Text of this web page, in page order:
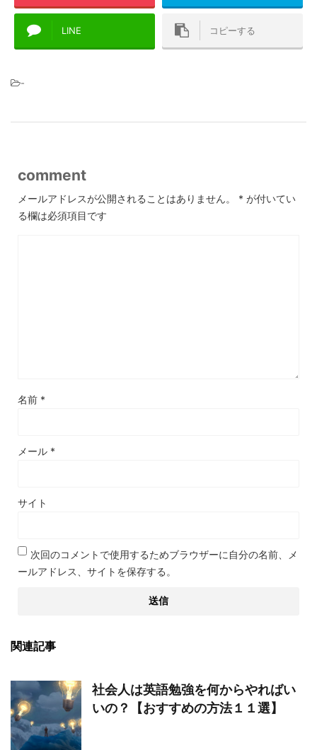
LINE コピーする
-
comment
メールアドレスが公開されることはありません。 * が付いてい
る欄は必須項目です
名前 *
メール *
サイト
次回のコメントで使用するためブラウザーに自分の名前、メ
ールアドレス、サイトを保存する。
関連記事
社会人は英語勉強を何からやればい
いの？【おすすめの方法１１選】